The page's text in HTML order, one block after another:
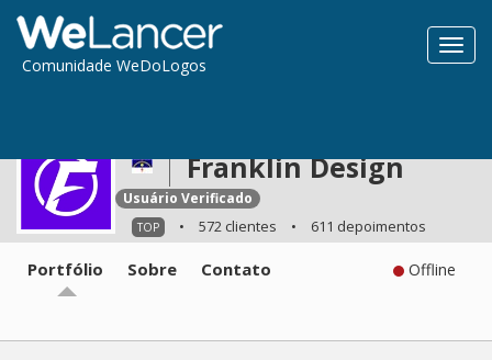
Comunidade WeDoLogos
Franklin Design
Usuário Verificado
TOP • 572 clientes • 611 depoimentos
Portfólio Sobre Contato Offline